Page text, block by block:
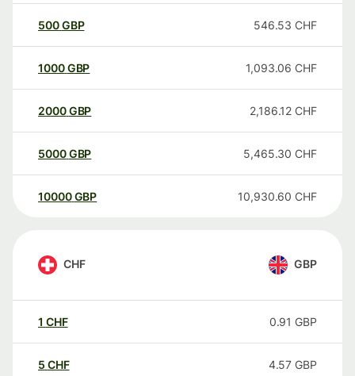
500GBP 546.53 CHF
1000GBP 1,093.06 CHF
2000GBP 2,186.12 CHF
5000GBP 5,465.30 CHF
10000 GBP 10,930.60 CHF
CHF GBP
1 CHF 0.91 GBP
5 CHF 4.57 GBP